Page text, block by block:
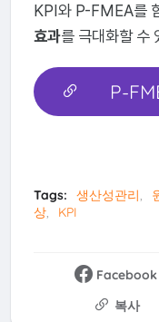
KPI와 P-FMEA를
효과를 극대화할 수
P-
Tags: 생산성관리
상
KPI
Facebook
복사